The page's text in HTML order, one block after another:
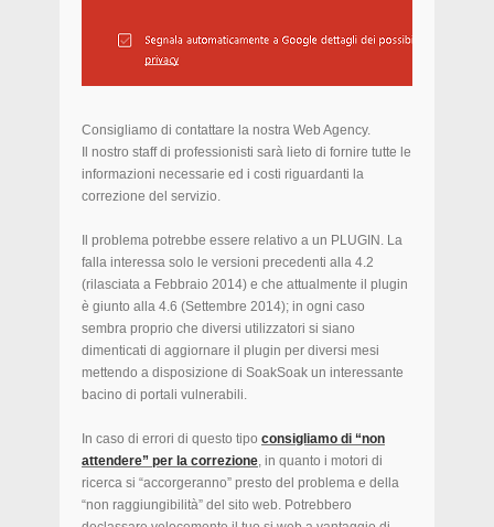
Consigliamo di contattare la nostra Web Agency.
Il nostro staff di professionisti sarà lieto di fornire tutte le
informazioni necessarie ed i costi riguardanti la
correzione del servizio.
Il problema potrebbe essere relativo a un PLUGIN. La
falla interessa solo le versioni precedenti alla 4.2
(rilasciata a Febbraio 2014) e che attualmente il plugin
è giunto alla 4.6 (Settembre 2014); in ogni caso
sembra proprio che diversi utilizzatori si siano
dimenticati di aggiornare il plugin per diversi mesi
mettendo a disposizione di SoakSoak un interessante
bacino di portali vulnerabili.
In caso di errori di questo tipo consigliamo di “non
attendere” per la correzione, in quanto i motori di
ricerca si “accorgeranno” presto del problema e della
“non raggiungibilità” del sito web. Potrebbero